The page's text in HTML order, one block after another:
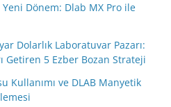
Dönem: Dlab MX Pro ile
Dolarlık Laboratuvar Pazarı:
Getiren 5 Ezber Bozan Strateji
Kullanımı ve DLAB Manyetik